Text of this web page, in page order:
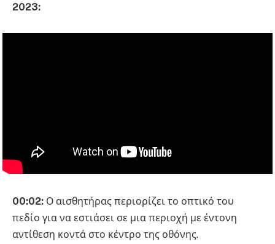
2023:
00:02: Ο αισθητήρας περιορίζει το οπτικό του
πεδίο για να εστιάσει σε μια περιοχή με έντονη
αντίθεση κοντά στο κέντρο της οθόνης.